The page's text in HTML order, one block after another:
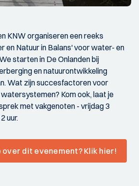
KNW organiseren een reeks
en Natuur in Balans' voor water- en
starten in De Onlanden bij
en natuurontwikkeling
Wat zijn succesfactoren voor
Kom ook, laat je
met vakgenoten - vrijdag 3
uur.
dit evenement? Klik hier!